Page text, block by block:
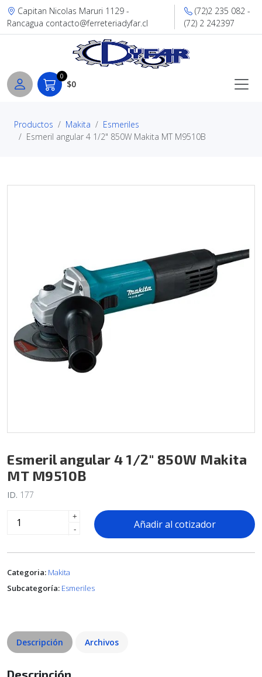
Capitan Nicolas Maruri 1129 -
Rancagua contacto@ferreteriadyfar.cl
(72)2 235 082 -
(72) 2 242397
0
$0
Productos Makita
Esmeriles
Esmeril angular 4 1/2" 850W Makita MT M9510B
Esmeril angular 4 1/2" 850W Makita
MT M9510B
ID. 177
+
-
Añadir al cotizador
Categoria: Makita
Subcategoría: Esmeriles
Descripción Archivos